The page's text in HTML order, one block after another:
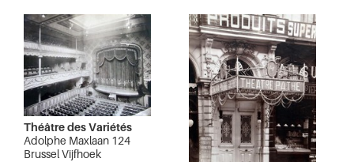
Théâtre des Variétés
Adolphe Maxlaan 124
Brussel Vijfhoek